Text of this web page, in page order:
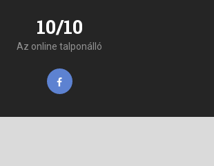
10/10
Az online talponálló